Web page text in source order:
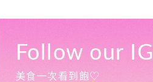
Follow our IG
美食一次看到飽♡